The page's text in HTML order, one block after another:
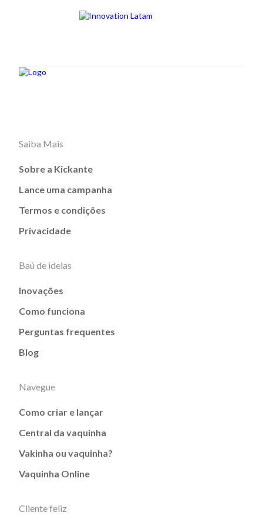
Saiba Mais
Sobre a Kickante
Lance uma campanha
Termos e condições
Privacidade
Baú de ideias
Inovações
Como funciona
Perguntas frequentes
Blog
Navegue
Como criar e lançar
Central da vaquinha
Vakinha ou vaquinha?
Vaquinha Online
Cliente feliz